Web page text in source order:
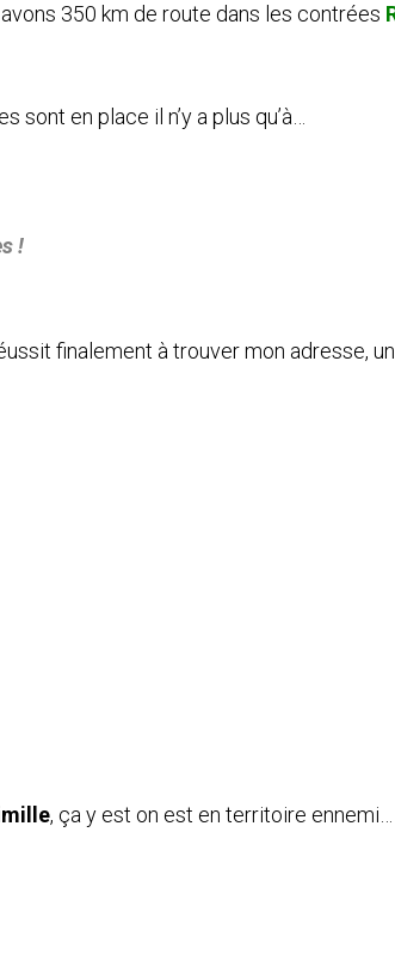
350 km de route dans les contrées
en place il n’y a plus qu’à…
!
finalement à trouver mon adresse,
, ça y est on est en territoire